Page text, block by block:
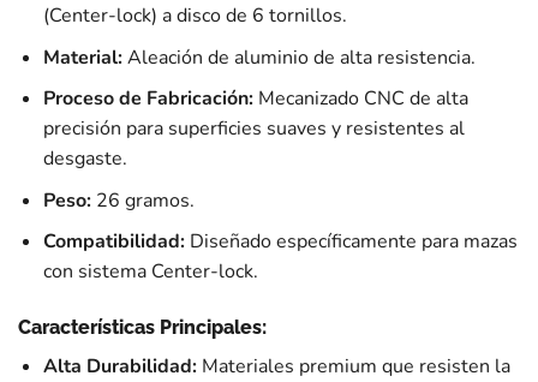
(Center-lock) a disco de 6 tornillos.
Material:Aleación de aluminio de alta resistencia.
Proceso de Fabricación:Mecanizado CNC de alta
precisión para superficies suaves y resistentes al
desgaste.
Peso:26 gramos.
Compatibilidad:Diseñado específicamente para mazas
con sistema Center-lock.
Características Principales:
Alta Durabilidad:Materiales premium que resisten la